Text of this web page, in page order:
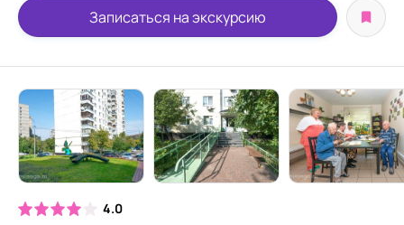
Записаться на экскурсию
4.0